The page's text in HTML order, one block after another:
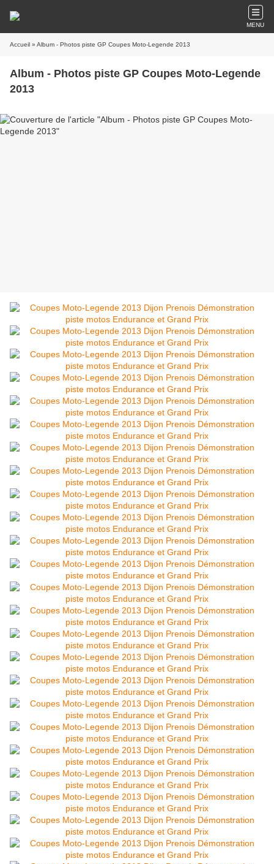
MENU
Accueil » Album - Photos piste GP Coupes Moto-Legende 2013
Album - Photos piste GP Coupes Moto-Legende
2013